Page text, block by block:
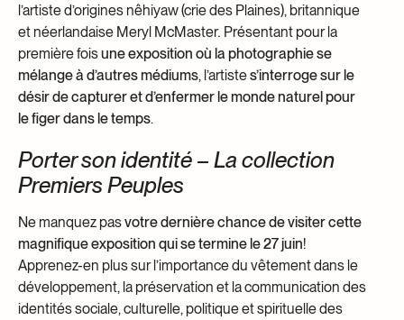
l’artiste d’origines nêhiyaw (crie des Plaines), britannique
et néerlandaise Meryl McMaster. Présentant pour la
première foisune exposition où la photographie se
mélange à d’autres médiums, l’artistes’interroge sur le
désir de capturer et d’enfermer le monde naturel pour
le figer dans le temps.
Porter son identité – La collection
Premiers Peuples
Ne manquez pasvotre dernière chancede visiter cette
magnifique exposition qui se termine le 27 juin!
Apprenez-en plus sur l’importance du vêtement dans le
développement, la préservation et la communication des
identités sociale, culturelle, politique et spirituelle des